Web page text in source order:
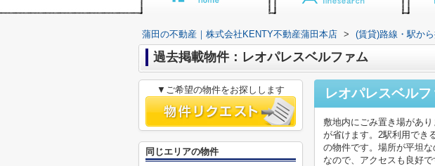
蒲田の不動産｜株式会社KENTY不動産蒲田本店 > (賃貸)路線・駅か
過去掲載物件：レオパレスベルファム
レオパレスベルフ
敷地内にごみ置き場があ
が省けます。2駅利用でき
の物件です。場所が平坦
なので、アクセスも良好
▼ご希望の物件をお探しします
同じエリアの物件